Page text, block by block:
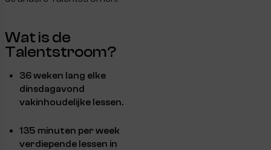
Wat is de
Talentstroom?
36 weken lang elke
dinsdagavond
vakinhoudelijke lessen.
135 minuten per week
verdiepende lessen in